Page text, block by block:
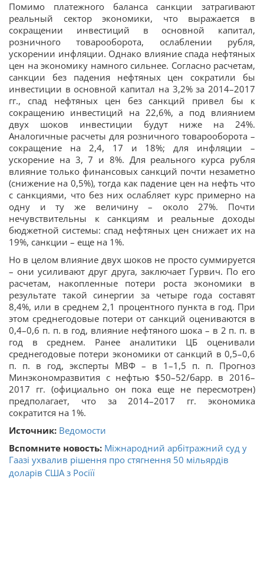
Помимо платежного баланса санкции затрагивают
реальный сектор экономики, что выражается в
сокращении инвестиций в основной капитал,
розничного товарооборота, ослаблении рубля,
ускорении инфляции. Однако влияние спада нефтяных
цен на экономику намного сильнее. Согласно расчетам,
санкции без падения нефтяных цен сократили бы
инвестиции в основной капитал на 3,2% за 2014–2017
гг., спад нефтяных цен без санкций привел бы к
сокращению инвестиций на 22,6%, а под влиянием
двух шоков инвестиции будут ниже на 24%.
Аналогичные расчеты для розничного товарооборота –
сокращение на 2,4, 17 и 18%; для инфляции –
ускорение на 3, 7 и 8%. Для реального курса рубля
влияние только финансовых санкций почти незаметно
(снижение на 0,5%), тогда как падение цен на нефть что
с санкциями, что без них ослабляет курс примерно на
одну и ту же величину – около 27%. Почти
нечувствительны к санкциям и реальные доходы
бюджетной системы: спад нефтяных цен снижает их на
19%, санкции – еще на 1%.
Но в целом влияние двух шоков не просто суммируется
– они усиливают друг друга, заключает Гурвич. По его
расчетам, накопленные потери роста экономики в
результате такой синергии за четыре года составят
8,4%, или в среднем 2,1 процентного пункта в год. При
этом среднегодовые потери от санкций оцениваются в
0,4–0,6 п. п. в год, влияние нефтяного шока – в 2 п. п. в
год в среднем. Ранее аналитики ЦБ оценивали
среднегодовые потери экономики от санкций в 0,5–0,6
п. п. в год, эксперты МВФ – в 1–1,5 п. п. Прогноз
Минэкономразвития с нефтью $50–52/барр. в 2016–
2017 гг. (официально он пока еще не пересмотрен)
предполагает, что за 2014–2017 гг. экономика
сократится на 1%.
Источник: Ведомости
Вспомните новость: Міжнародний арбітражний суд у
Гаазі ухвалив рішення про стягнення 50 мільярдів
доларів США з Росіїї